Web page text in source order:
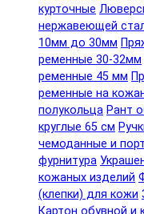
курточные
нержавеющей
10мм до 30мм
ременные 30-32мм
ременные 45 мм
ременные на
полукольца Рант
круглые 65 см
чемоданные и
фурнитура
кожаных изделий
(клепки) для кожи
Картон обувной и